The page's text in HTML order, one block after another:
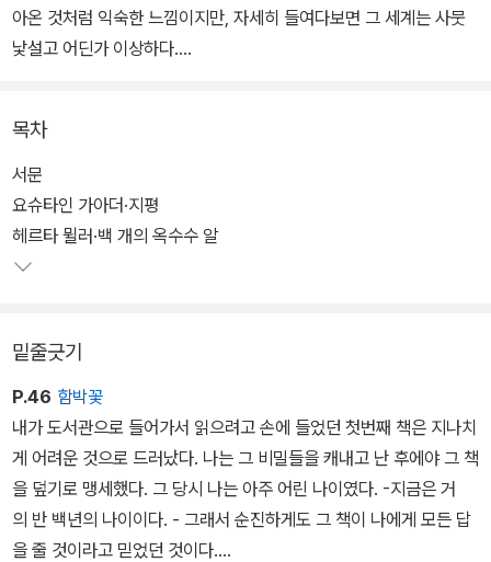
른다. <책 그림책>에는 책과 사람에게서 유추해 낼 수 있는 온갖 상
상력이 한데 모여 있다. 어떻게 이런 그림들을 그려낼 수 있는지 감탄
보이는 책, 부드러운 대지와 달빛 아래 책을 덮고 잠이든 사람, 문을
열 듯 책 커버를 여는 사람, 투명인간처럼 책을 통과해 나가는 사람,
… 그림 하나하나를 볼 때마다 쉽게 책장이 넘어가지 않는 것은 그림
속에 숨겨진 의미를 하나라도 더 찾아보고자 하는 욕심 탓일 수도 있
고 시선을 쉽게 놓아주지 않는 그림 속 이야기들 탓일 수도 있다. 혹,
기를 하나씩 지어내보면 어떨까. 아니면 단순한 느낌이라도 좋다. 그
(2001-03-06)
아온 것처럼 익숙한 느낌이지만, 자세히 들여다보면 그 세계는 사뭇
낯설고 어딘가 이상하다.
자는 공중에 붕 뜬 의자에 앉아 한가로이 책을 읽고 있다. 윗몸을 타자
기 위로 구부리고 글을 쓰고 있는 작가의 책상 위에 기자와 구경꾼들
이 올라서서 타자기를 들여다보고 있다. 표범은 책을 물고 전깃줄 위
를 걸어간다...
홀츠의 것이다. 그리고 이 <책그림책>은 밀란 쿤데라 등 세계적인 작
가 46명이 그의 그림에 대해 써보낸 짧고 자유로운 감상문들을 한데
모은 책이다.
함축적인 글로 부흐홀츠의 그림에 명찰을 달아준 작가들은 쿤데라 외
에도 미셸 투르니에, 아모스 오즈, 오르한 파묵, 요슈타인 가아너, 존
버거, 수잔 손탁, 귄터 쿠네르트 등. 책을 덮고 잠을 자고 있는 그림 속
목차
서문
요슈타인 가아더·지평
헤르타 뮐러·백 개의 옥수수 알
밑줄긋기
P.46 함박꽃
내가 도서관으로 들어가서 읽으려고 손에 들었던 첫번째 책은 지나치
게 어려운 것으로 드러났다. 나는 그 비밀들을 캐내고 난 후에야 그 책
을 덮기로 맹세했다. 그 당시 나는 아주 어린 나이였다. -지금은 거
의 반 백년의 나이이다. - 그래서 순진하게도 그 책이 나에게 모든 답
을 줄 것이라고 믿었던 것이다.